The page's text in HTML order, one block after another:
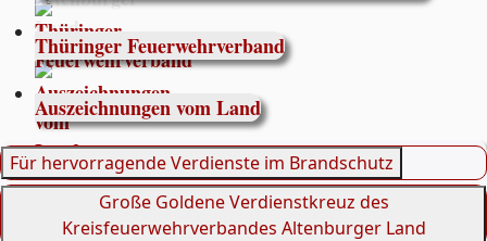
Thüringer Feuerwehrverband
Auszeichnungen vom Land
Für hervorragende Verdienste im Brandschutz
Große Goldene Verdienstkreuz des
Kreisfeuerwehrverbandes Altenburger Land